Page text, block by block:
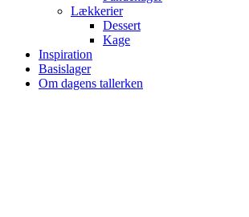
Lækkerier
Dessert
Kage
Inspiration
Basislager
Om dagens tallerken